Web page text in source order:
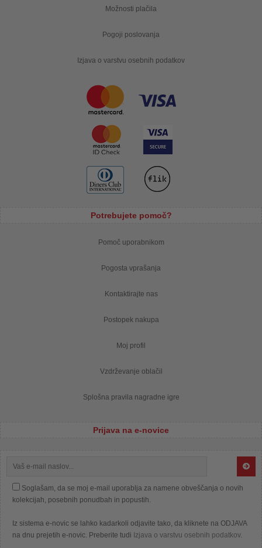
Možnosti plačila
Pogoji poslovanja
Izjava o varstvu osebnih podatkov
Potrebujete pomoč?
Pomoč uporabnikom
Pogosta vprašanja
Kontaktirajte nas
Postopek nakupa
Moj profil
Vzdrževanje oblačil
Splošna pravila nagradne igre
Prijava na e-novice
Soglašam, da se moj e-mail uporablja za namene obveščanja o novih
kolekcijah, posebnih ponudbah in popustih.
Iz sistema e-novic se lahko kadarkoli odjavite tako, da kliknete na ODJAVA
na dnu prejetih e-novic. Preberite tudi Izjava o varstvu osebnih podatkov.